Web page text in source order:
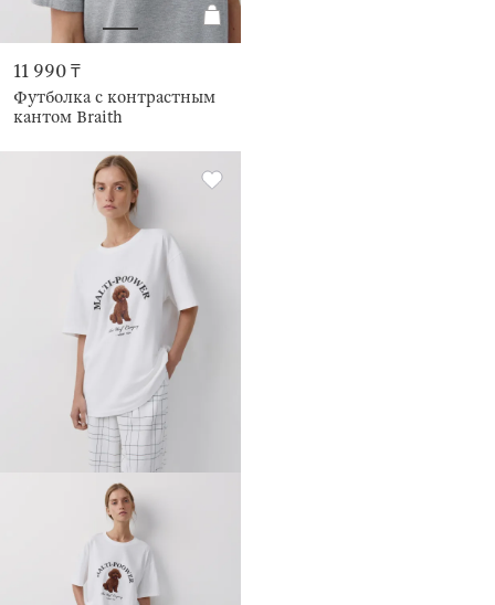
11 990 ₸
Футболка с контрастным
кантом Braith